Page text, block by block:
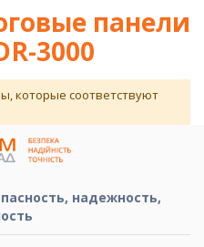
панели
3000
которые соответствуют
надежность,